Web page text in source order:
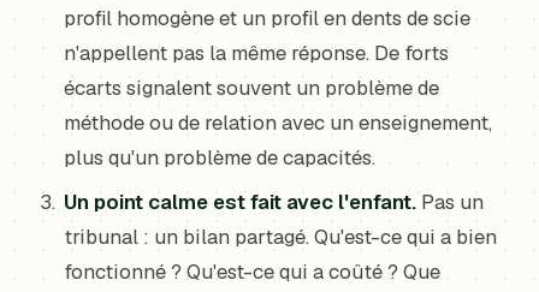
profil homogène et un profil en dents de scie
n'appellent pas la même réponse. De forts
écarts signalent souvent un problème de
méthode ou de relation avec un enseignement,
plus qu'un problème de capacités.
Un point calme est fait avec l'enfant. Pas un
tribunal : un bilan partagé. Qu'est-ce qui a bien
fonctionné ? Qu'est-ce qui a coûté ? Que